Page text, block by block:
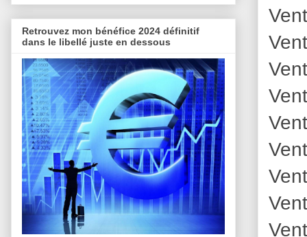
Retrouvez mon bénéfice 2024 définitif
dans le libellé juste en dessous